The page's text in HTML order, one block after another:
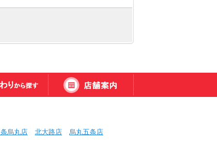
烏丸店 北大路店
烏丸五条店